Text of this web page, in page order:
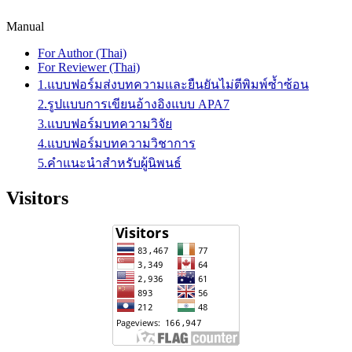
Manual
For Author (Thai)
For Reviewer (Thai)
1.แบบฟอร์มส่งบทความและยืนยันไม่ตีพิมพ์ซ้ำซ้อน
2.รูปแบบการเขียนอ้างอิงแบบ APA7
3.แบบฟอร์มบทความวิจัย
4.แบบฟอร์มบทความวิชาการ
5.คำแนะนำสำหรับผู้นิพนธ์
Visitors